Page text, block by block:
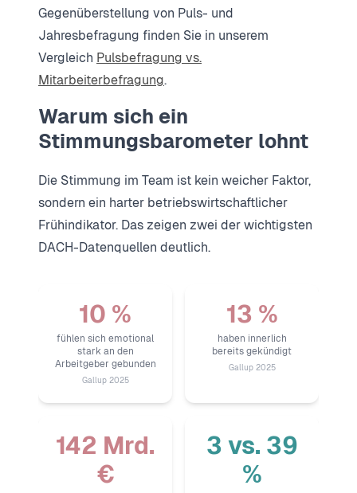
Gegenüberstellung von Puls- und
Jahresbefragung finden Sie in unserem
Vergleich Pulsbefragung vs.
Mitarbeiterbefragung.
Warum sich ein
Stimmungsbarometer lohnt
Die Stimmung im Team ist kein weicher Faktor,
sondern ein harter betriebswirtschaftlicher
Frühindikator. Das zeigen zwei der wichtigsten
DACH-Datenquellen deutlich.
10 %
fühlen sich emotional
stark an den
Arbeitgeber gebunden
Gallup 2025
13 %
haben innerlich
bereits gekündigt
Gallup 2025
142 Mrd.
€
3 vs. 39
%